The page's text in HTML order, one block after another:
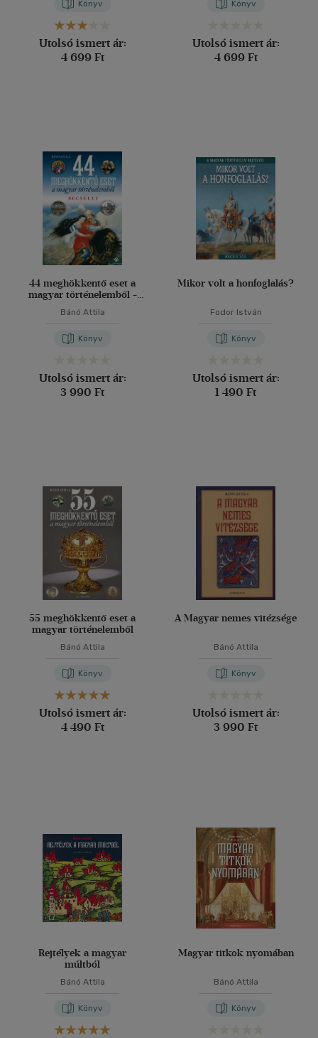
Könyv
Utolsó ismert ár:
4 699 Ft
Könyv
Utolsó ismert ár:
4 699 Ft
44 meghökkentő eset a
magyar történelemből -
Bánó Attila
Könyv
Utolsó ismert ár:
3 990 Ft
Mikor volt a honfoglalás?
Fodor István
Könyv
Utolsó ismert ár:
1 490 Ft
55 meghökkentő eset a
magyar történelemből
Bánó Attila
Könyv
Utolsó ismert ár:
4 490 Ft
A Magyar nemes vitézsége
Bánó Attila
Könyv
Utolsó ismert ár:
3 990 Ft
Rejtélyek a magyar
múltból
Bánó Attila
Könyv
Magyar titkok nyomában
Bánó Attila
Könyv